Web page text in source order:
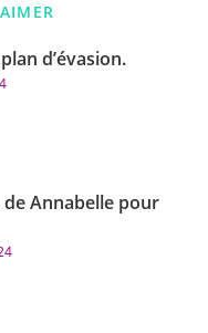
d’évasion.
Annabelle pour